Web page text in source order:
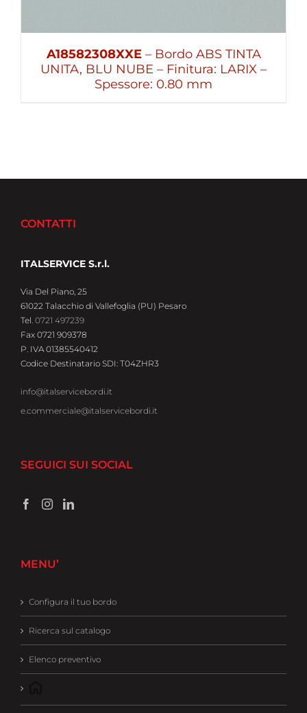
A18582308XXE – Bordo ABS TINTA
UNITA, BLU NUBE – Finitura: LARIX –
Spessore: 0.80 mm
CONTATTI
ITALSERVICE S.r.l.
Via Del Piano, 25
61022 Talacchio di Vallefoglia (PU) Pesaro
Tel. 0721 497239
Fax 0721 909378
P. IVA 01385540412
Codice Destinatario SDI: T04ZHR3
info@italservicebordi.it
e.commerciale@italservicebordi.it
SEGUICI SUI SOCIAL
MENU’
Configura il tuo bordo
Ricerca sul catalogo
Elenco preventivo